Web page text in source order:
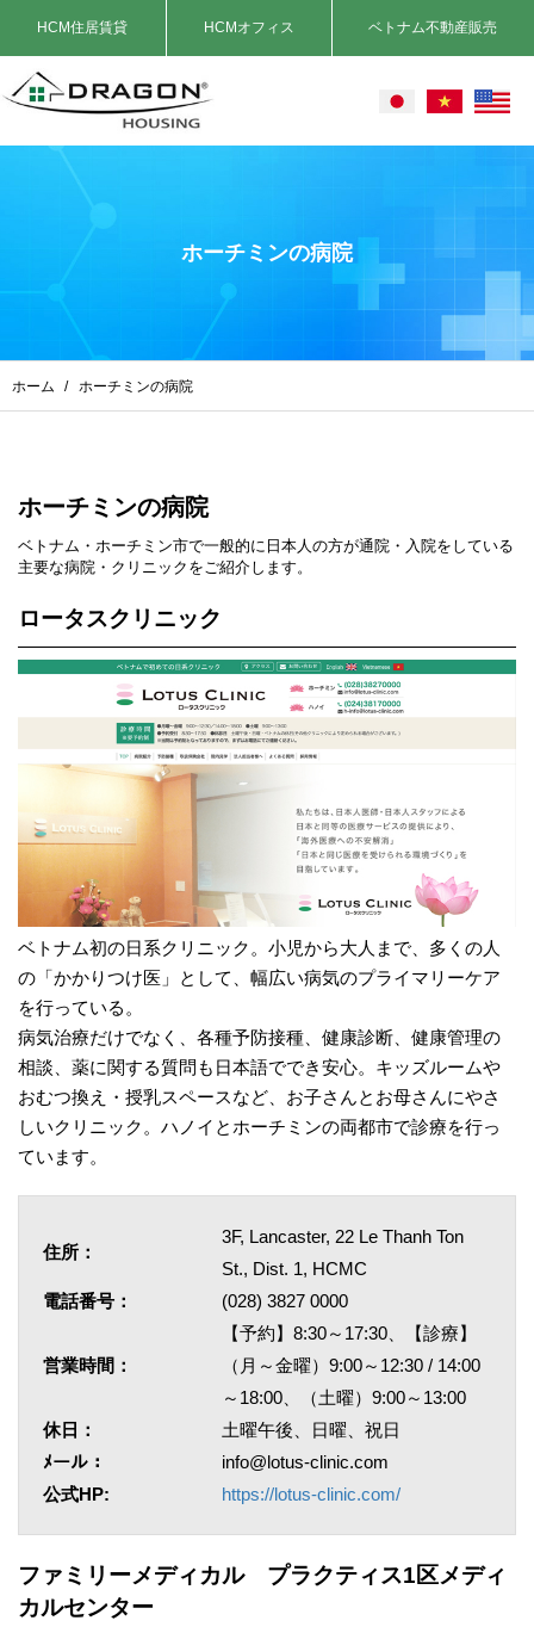
HCM住居賃貸 HCMオフィス ベトナム不動産販売
ホーチミンの病院
ホーム / ホーチミンの病院
ホーチミンの病院
ベトナム・ホーチミン市で一般的に日本人の方が通院・入院をしている
主要な病院・クリニックをご紹介します。
ロータスクリニック
ベトナム初の日系クリニック。小児から大人まで、多くの人
の「かかりつけ医」として、幅広い病気のプライマリーケア
を行っている。
病気治療だけでなく、各種予防接種、健康診断、健康管理の
相談、薬に関する質問も日本語ででき安心。キッズルームや
おむつ換え・授乳スペースなど、お子さんとお母さんにやさ
しいクリニック。ハノイとホーチミンの両都市で診療を行っ
ています。
住所：
3F, Lancaster, 22 Le Thanh Ton
St., Dist. 1, HCMC
電話番号：
(028) 3827 0000
営業時間：
【予約】8:30～17:30、【診療】
（月～金曜）9:00～12:30 / 14:00
～18:00、（土曜）9:00～13:00
休日：
土曜午後、日曜、祝日
ﾒール：
info@lotus-clinic.com
公式HP:
https://lotus-clinic.com/
ファミリーメディカル プラクティス1区メディ
カルセンター